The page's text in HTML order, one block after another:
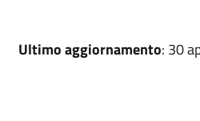
Ultimo aggiornamento: 30